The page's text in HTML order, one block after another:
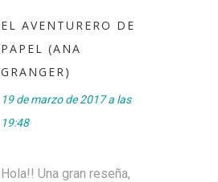
EL AVENTURERO DE
PAPEL (ANA
GRANGER)
19 de marzo de 2017 a las
19:48
Hola!! Una gran reseña,